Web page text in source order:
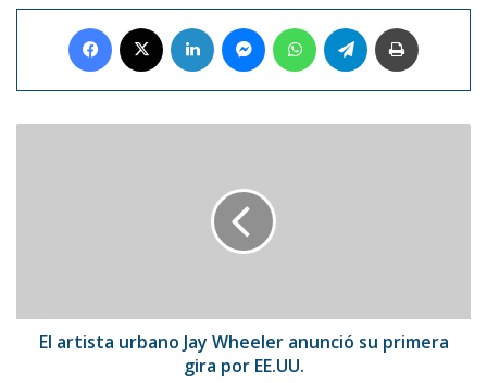
Facebook LinkedIn MessengerWhatsAppTelegram
gira
El artista urbano Jay Wheeler anunció su primera
gira por EE.UU.